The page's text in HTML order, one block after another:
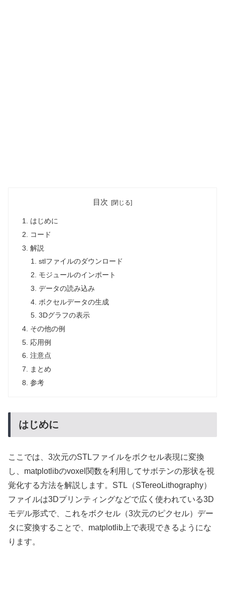
目次
はじめに
コード
解説
stlファイルのダウンロード
モジュールのインポート
データの読み込み
ボクセルデータの生成
3Dグラフの表示
その他の例
応用例
注意点
まとめ
参考
はじめに
ここでは、3次元のSTLファイルをボクセル表現に変換
し、matplotlibのvoxel関数を利用してサボテンの形状を視
覚化する方法を解説します。STL（STereoLithography）
ファイルは3Dプリンティングなどで広く使われている3D
モデル形式で、これをボクセル（3次元のピクセル）デー
タに変換することで、matplotlib上で表現できるようにな
ります。